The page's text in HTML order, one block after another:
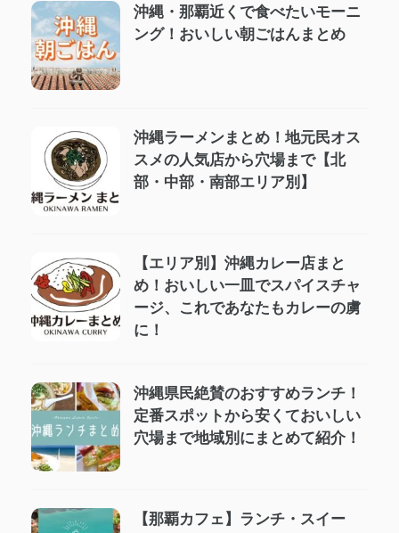
沖縄・那覇近くで食べたいモーニ
ング！おいしい朝ごはんまとめ
沖縄ラーメンまとめ！地元民オス
スメの人気店から穴場まで【北
部・中部・南部エリア別】
【エリア別】沖縄カレー店まと
め！おいしい一皿でスパイスチャ
ージ、これであなたもカレーの虜
に！
沖縄県民絶賛のおすすめランチ！
定番スポットから安くておいしい
穴場まで地域別にまとめて紹介！
【那覇カフェ】ランチ・スイー